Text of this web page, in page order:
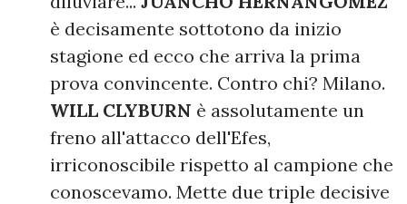
è decisamente sottotono da inizio
stagione ed ecco che arriva la prima
prova convincente. Contro chi? Milano.
WILL CLYBURN è assolutamente un
freno all'attacco dell'Efes,
irriconoscibile rispetto al campione che
conoscevamo. Mette due triple decisive